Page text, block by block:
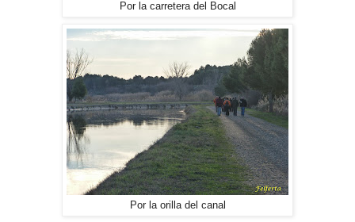
Por la carretera del Bocal
Por la orilla del canal